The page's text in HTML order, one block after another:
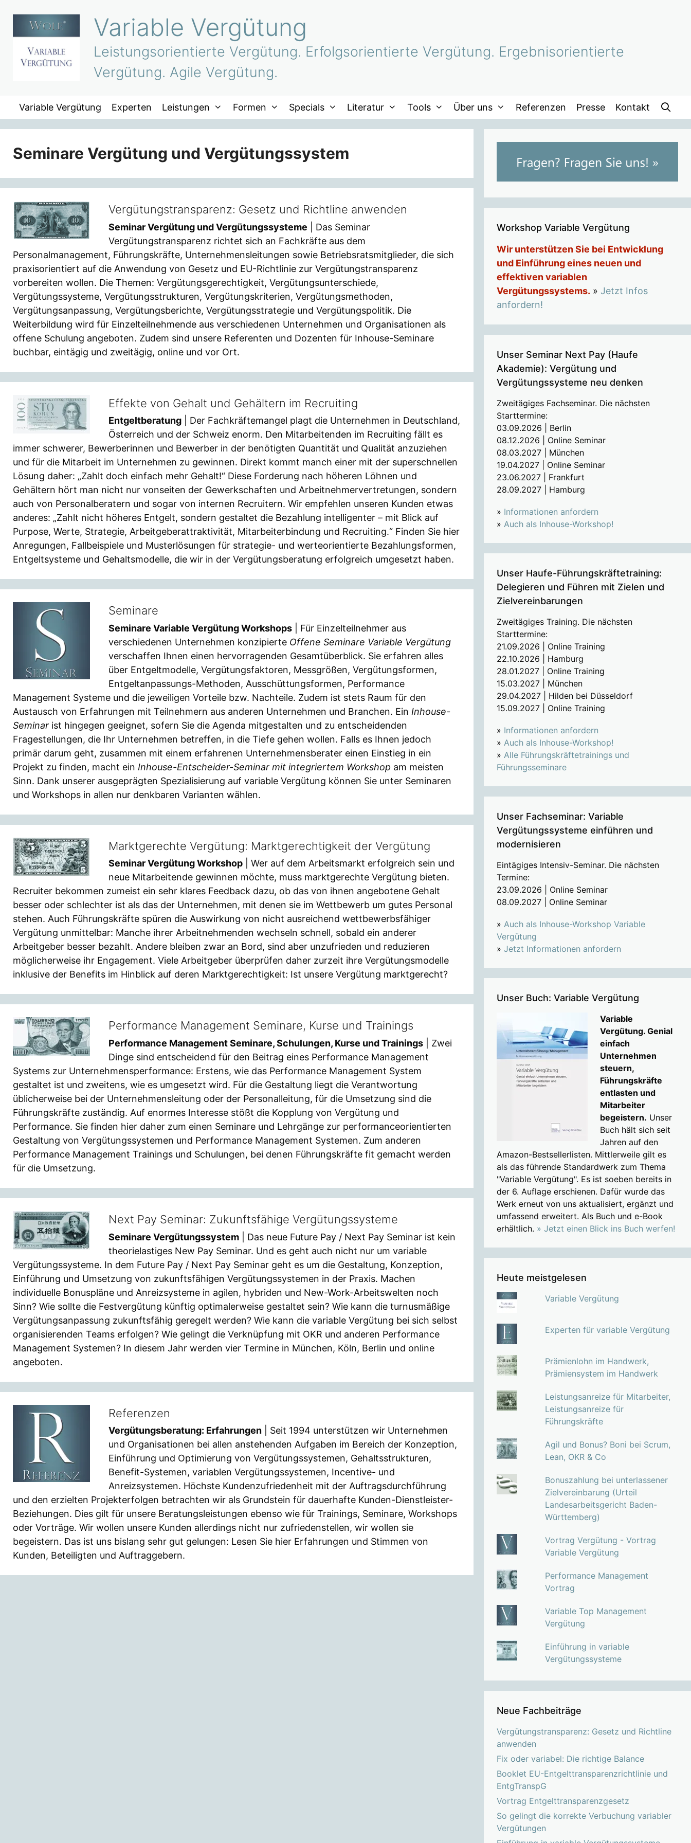
springen
Variable Vergütung
Leistungsorientierte Vergütung. Erfolgsorientierte Vergütung. Ergebnisorientierte
Vergütung. Agile Vergütung.
Variable Vergütung Experten Leistungen Formen Specials Literatur Tools Über uns Referenzen Presse Kontakt
Seminare Vergütung und Vergütungssystem
Vergütungstransparenz: Gesetz und Richtline anwenden
Seminar Vergütung und Vergütungssysteme | Das Seminar
Vergütungstransparenz richtet sich an Fachkräfte aus dem
Personalmanagement, Führungskräfte, Unternehmensleitungen sowie Betriebsratsmitglieder, die sich
praxisorientiert auf die Anwendung von Gesetz und EU-Richtlinie zur Vergütungstransparenz
vorbereiten wollen. Die Themen: Vergütungsgerechtigkeit, Vergütungsunterschiede,
Vergütungssysteme, Vergütungsstrukturen, Vergütungskriterien, Vergütungsmethoden,
Vergütungsanpassung, Vergütungsberichte, Vergütungsstrategie und Vergütungspolitik. Die
Weiterbildung wird für Einzelteilnehmende aus verschiedenen Unternehmen und Organisationen als
offene Schulung angeboten. Zudem sind unsere Referenten und Dozenten für Inhouse-Seminare
buchbar, eintägig und zweitägig, online und vor Ort.
Effekte von Gehalt und Gehältern im Recruiting
Entgeltberatung | Der Fachkräftemangel plagt die Unternehmen in Deutschland,
Österreich und der Schweiz enorm. Den Mitarbeitenden im Recruiting fällt es
immer schwerer, Bewerberinnen und Bewerber in der benötigten Quantität und Qualität anzuziehen
und für die Mitarbeit im Unternehmen zu gewinnen. Direkt kommt manch einer mit der superschnellen
Lösung daher: „Zahlt doch einfach mehr Gehalt!“ Diese Forderung nach höheren Löhnen und
Gehältern hört man nicht nur vonseiten der Gewerkschaften und Arbeitnehmervertretungen, sondern
auch von Personalberatern und sogar von internen Recruitern. Wir empfehlen unseren Kunden etwas
anderes: „Zahlt nicht höheres Entgelt, sondern gestaltet die Bezahlung intelligenter – mit Blick auf
Purpose, Werte, Strategie, Arbeitgeberattraktivität, Mitarbeiterbindung und Recruiting.“ Finden Sie hier
Anregungen, Fallbeispiele und Musterlösungen für strategie- und werteorientierte Bezahlungsformen,
Entgeltsysteme und Gehaltsmodelle, die wir in der Vergütungsberatung erfolgreich umgesetzt haben.
Seminare
Seminare Variable Vergütung Workshops | Für Einzelteilnehmer aus
verschiedenen Unternehmen konzipierte Offene Seminare Variable Vergütung
verschaffen Ihnen einen hervorragenden Gesamtüberblick. Sie erfahren alles
über Entgeltmodelle, Vergütungsfaktoren, Messgrößen, Vergütungsformen,
Entgeltanpassungs-Methoden, Ausschüttungsformen, Performance
Management Systeme und die jeweiligen Vorteile bzw. Nachteile. Zudem ist stets Raum für den
Austausch von Erfahrungen mit Teilnehmern aus anderen Unternehmen und Branchen. Ein Inhouse-
Seminar ist hingegen geeignet, sofern Sie die Agenda mitgestalten und zu entscheidenden
Fragestellungen, die Ihr Unternehmen betreffen, in die Tiefe gehen wollen. Falls es Ihnen jedoch
primär darum geht, zusammen mit einem erfahrenen Unternehmensberater einen Einstieg in ein
Projekt zu finden, macht ein Inhouse-Entscheider-Seminar mit integriertem Workshop am meisten
Sinn. Dank unserer ausgeprägten Spezialisierung auf variable Vergütung können Sie unter Seminaren
und Workshops in allen nur denkbaren Varianten wählen.
Marktgerechte Vergütung: Marktgerechtigkeit der Vergütung
Seminar Vergütung Workshop | Wer auf dem Arbeitsmarkt erfolgreich sein und
neue Mitarbeitende gewinnen möchte, muss marktgerechte Vergütung bieten.
Recruiter bekommen zumeist ein sehr klares Feedback dazu, ob das von ihnen angebotene Gehalt
besser oder schlechter ist als das der Unternehmen, mit denen sie im Wettbewerb um gutes Personal
stehen. Auch Führungskräfte spüren die Auswirkung von nicht ausreichend wettbewerbsfähiger
Vergütung unmittelbar: Manche ihrer Arbeitnehmenden wechseln schnell, sobald ein anderer
Arbeitgeber besser bezahlt. Andere bleiben zwar an Bord, sind aber unzufrieden und reduzieren
möglicherweise ihr Engagement. Viele Arbeitgeber überprüfen daher zurzeit ihre Vergütungsmodelle
inklusive der Benefits im Hinblick auf deren Marktgerechtigkeit: Ist unsere Vergütung marktgerecht?
Performance Management Seminare, Kurse und Trainings
Performance Management Seminare, Schulungen, Kurse und Trainings | Zwei
Dinge sind entscheidend für den Beitrag eines Performance Management
Systems zur Unternehmensperformance: Erstens, wie das Performance Management System
gestaltet ist und zweitens, wie es umgesetzt wird. Für die Gestaltung liegt die Verantwortung
üblicherweise bei der Unternehmensleitung oder der Personalleitung, für die Umsetzung sind die
Führungskräfte zuständig. Auf enormes Interesse stößt die Kopplung von Vergütung und
Performance. Sie finden hier daher zum einen Seminare und Lehrgänge zur performanceorientierten
Gestaltung von Vergütungssystemen und Performance Management Systemen. Zum anderen
Performance Management Trainings und Schulungen, bei denen Führungskräfte fit gemacht werden
für die Umsetzung.
Next Pay Seminar: Zukunftsfähige Vergütungssysteme
Seminare Vergütungssystem | Das neue Future Pay / Next Pay Seminar ist kein
theorielastiges New Pay Seminar. Und es geht auch nicht nur um variable
Vergütungssysteme. In dem Future Pay / Next Pay Seminar geht es um die Gestaltung, Konzeption,
Einführung und Umsetzung von zukunftsfähigen Vergütungssystemen in der Praxis. Machen
individuelle Bonuspläne und Anreizsysteme in agilen, hybriden und New-Work-Arbeitswelten noch
Sinn? Wie sollte die Festvergütung künftig optimalerweise gestaltet sein? Wie kann die turnusmäßige
Vergütungsanpassung zukunftsfähig geregelt werden? Wie kann die variable Vergütung bei sich selbst
organisierenden Teams erfolgen? Wie gelingt die Verknüpfung mit OKR und anderen Performance
Management Systemen? In diesem Jahr werden vier Termine in München, Köln, Berlin und online
angeboten.
Referenzen
Vergütungsberatung: Erfahrungen | Seit 1994 unterstützen wir Unternehmen
und Organisationen bei allen anstehenden Aufgaben im Bereich der Konzeption,
Einführung und Optimierung von Vergütungssystemen, Gehaltsstrukturen,
Benefit-Systemen, variablen Vergütungssystemen, Incentive- und
Anreizsystemen. Höchste Kundenzufriedenheit mit der Auftragsdurchführung
und den erzielten Projekterfolgen betrachten wir als Grundstein für dauerhafte Kunden-Dienstleister-
Beziehungen. Dies gilt für unsere Beratungsleistungen ebenso wie für Trainings, Seminare, Workshops
oder Vorträge. Wir wollen unsere Kunden allerdings nicht nur zufriedenstellen, wir wollen sie
begeistern. Das ist uns bislang sehr gut gelungen: Lesen Sie hier Erfahrungen und Stimmen von
Kunden, Beteiligten und Auftraggebern.
Workshop Variable Vergütung
Wir unterstützen Sie bei Entwicklung
und Einführung eines neuen und
effektiven variablen
Vergütungssystems. » Jetzt Infos
anfordern!
Unser Seminar Next Pay (Haufe
Akademie): Vergütung und
Vergütungssysteme neu denken
Zweitägiges Fachseminar. Die nächsten
Starttermine:
03.09.2026 | Berlin
08.12.2026 | Online Seminar
08.03.2027 | München
19.04.2027 | Online Seminar
23.06.2027 | Frankfurt
28.09.2027 | Hamburg
» Informationen anfordern
» Auch als Inhouse-Workshop!
Unser Haufe-Führungskräftetraining:
Delegieren und Führen mit Zielen und
Zielvereinbarungen
Zweitägiges Training. Die nächsten
Starttermine:
21.09.2026 | Online Training
22.10.2026 | Hamburg
28.01.2027 | Online Training
15.03.2027 | München
29.04.2027 | Hilden bei Düsseldorf
15.09.2027 | Online Training
» Informationen anfordern
» Auch als Inhouse-Workshop!
» Alle Führungskräftetrainings und
Führungsseminare
Unser Fachseminar: Variable
Vergütungssysteme einführen und
modernisieren
Eintägiges Intensiv-Seminar. Die nächsten
Termine:
23.09.2026 | Online Seminar
08.09.2027 | Online Seminar
» Auch als Inhouse-Workshop Variable
Vergütung
» Jetzt Informationen anfordern
Unser Buch: Variable Vergütung
Variable
Vergütung. Genial
einfach
Unternehmen
steuern,
Führungskräfte
entlasten und
Mitarbeiter
begeistern. Unser
Buch hält sich seit
Jahren auf den
Amazon-Bestsellerlisten. Mittlerweile gilt es
als das führende Standardwerk zum Thema
"Variable Vergütung". Es ist soeben bereits in
der 6. Auflage erschienen. Dafür wurde das
Werk erneut von uns aktualisiert, ergänzt und
umfassend erweitert. Als Buch und e-Book
erhältlich. » Jetzt einen Blick ins Buch werfen!
Heute meistgelesen
Variable Vergütung
Experten für variable Vergütung
Prämienlohn im Handwerk,
Prämiensystem im Handwerk
Leistungsanreize für Mitarbeiter,
Leistungsanreize für
Führungskräfte
Agil und Bonus? Boni bei Scrum,
Lean, OKR & Co
Bonuszahlung bei unterlassener
Zielvereinbarung (Urteil
Landesarbeitsgericht Baden-
Württemberg)
Vortrag Vergütung - Vortrag
Variable Vergütung
Performance Management
Vortrag
Variable Top Management
Vergütung
Einführung in variable
Vergütungssysteme
Neue Fachbeiträge
Vergütungstransparenz: Gesetz und Richtline
anwenden
Fix oder variabel: Die richtige Balance
Booklet EU-Entgelttransparenzrichtlinie und
EntgTranspG
Vortrag Entgelttransparenzgesetz
So gelingt die korrekte Verbuchung variabler
Vergütungen